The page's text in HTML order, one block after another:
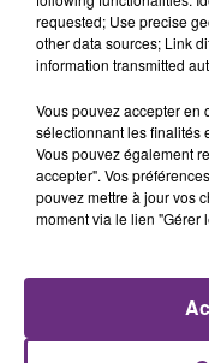
TOUJOURS À
Cela fait déjà une
justifiée par la
présente.
7 août 2026
LE MAGASIN
SES PORTES
requested; Use precise
other data sources; Link
information transmitted
Vous pouvez accepter en
sélectionnant les finalités
Vous pouvez également
accepter". Vos
pouvez mettre à jour vos
moment via le lien "Gérer